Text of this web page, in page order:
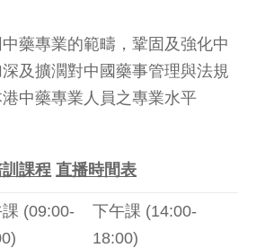
藥專業的範疇，鞏固及強化中
及擴濶對中國藥事管理與法規
中藥專業人員之專業水平
課程 直播時間表
課 (09:00-
下午課 (14:00-
18:00)